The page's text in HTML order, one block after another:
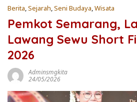
Berita,Sejarah,Seni Budaya,Wisata
Pemkot Semarang,
Lawang Sewu Short
2026
Adminsmgkita
24/05/2026